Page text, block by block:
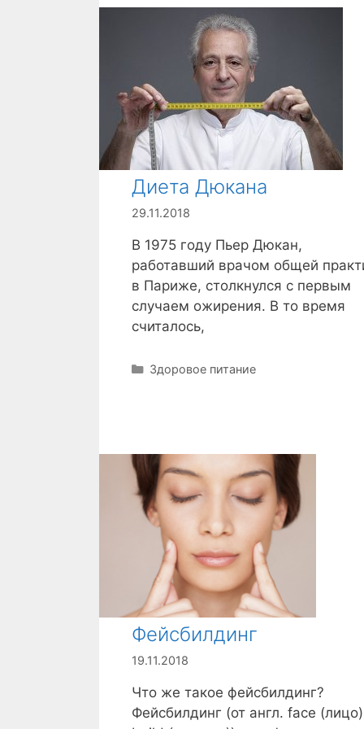
Диета Дюкана
29.11.2018
В 1975 году Пьер Дюкан,
работавший врачом общей
в Париже, столкнулся с первым
случаем ожирения. В то время
считалось,
Р
к
Здоровое питание
Фейсбилдинг
19.11.2018
Что же такое фейсбилдинг?
Фейсбилдинг (от англ. face